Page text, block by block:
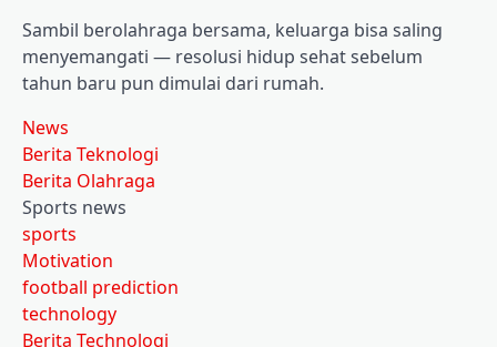
Sambil berolahraga bersama, keluarga bisa saling
menyemangati — resolusi hidup sehat sebelum
tahun baru pun dimulai dari rumah.
News
Berita Teknologi
Berita Olahraga
Sports news
sports
Motivation
football prediction
technology
Berita Technologi